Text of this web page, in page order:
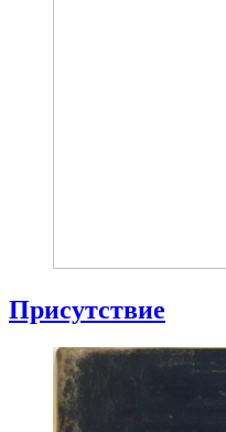
Присутствие